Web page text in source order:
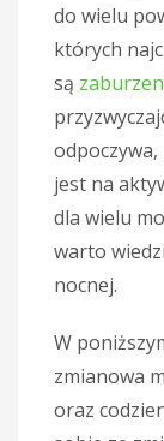
do wielu
których
są
jest na
dla wielu
warto
nocnej.
W
zmianowa
oraz